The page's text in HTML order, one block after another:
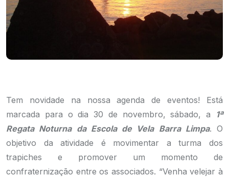
Tem novidade na nossa agenda de eventos! Está
marcada para o dia 30 de novembro, sábado, a
1ª
Regata Noturna da Escola de Vela Barra Limpa. O
objetivo da atividade é movimentar a turma dos
trapiches e promover um momento de
confraternização entre os associados. “Venha velejar à